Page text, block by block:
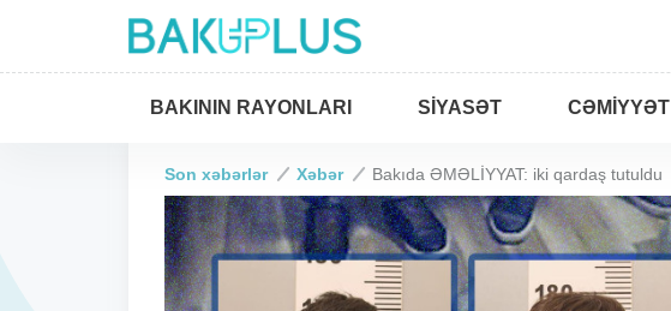
BAKININ RAYONLARI SIYASƏT CƏMIYYƏT
Son xəbərlər Xəbər Bakıda ƏMƏLİYYAT: iki qardaş tutuldu